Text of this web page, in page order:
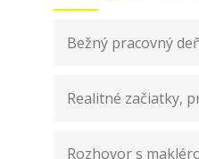
Bežný pracovný
Realitné začiatky,
Rozhovor s